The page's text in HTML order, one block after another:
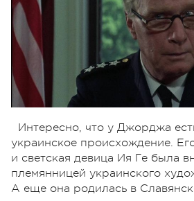
Интересно, что у Джорджа
украинское происхождение.
и светская девица Ия Ге была
племянницей украинского
А еще она родилась в